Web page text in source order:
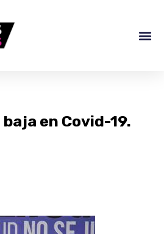
en Covid-19.